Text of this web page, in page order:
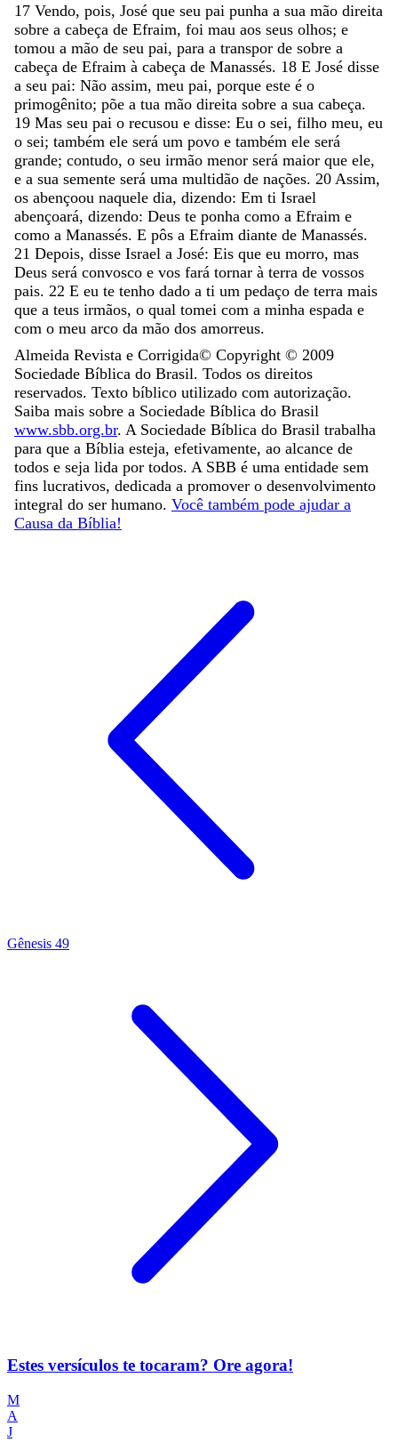
17 Vendo, pois, José que seu pai punha a sua mão direita
sobre a cabeça de Efraim, foi mau aos seus olhos; e
tomou a mão de seu pai, para a transpor de sobre a
cabeça de Efraim à cabeça de Manassés. 18 E José disse
a seu pai: Não assim, meu pai, porque este é o
primogênito; põe a tua mão direita sobre a sua cabeça.
19 Mas seu pai o recusou e disse: Eu o sei, filho meu, eu
o sei; também ele será um povo e também ele será
grande; contudo, o seu irmão menor será maior que ele,
e a sua semente será uma multidão de nações. 20 Assim,
os abençoou naquele dia, dizendo: Em ti Israel
abençoará, dizendo: Deus te ponha como a Efraim e
como a Manassés. E pôs a Efraim diante de Manassés.
21 Depois, disse Israel a José: Eis que eu morro, mas
Deus será convosco e vos fará tornar à terra de vossos
pais. 22 E eu te tenho dado a ti um pedaço de terra mais
que a teus irmãos, o qual tomei com a minha espada e
com o meu arco da mão dos amorreus.
Almeida Revista e Corrigida© Copyright © 2009
Sociedade Bíblica do Brasil. Todos os direitos
reservados. Texto bíblico utilizado com autorização.
Saiba mais sobre a Sociedade Bíblica do Brasil
www.sbb.org.br. A Sociedade Bíblica do Brasil trabalha
para que a Bíblia esteja, efetivamente, ao alcance de
todos e seja lida por todos. A SBB é uma entidade sem
fins lucrativos, dedicada a promover o desenvolvimento
integral do ser humano. Você também pode ajudar a
Causa da Bíblia!
Gênesis 49
Estes versículos te tocaram? Ore agora!
M
A
J